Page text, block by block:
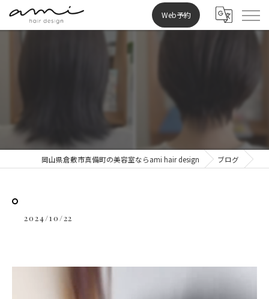
Web予約
岡山県倉敷市真備町の美容室ならami hair design ブログ
2024/10/22